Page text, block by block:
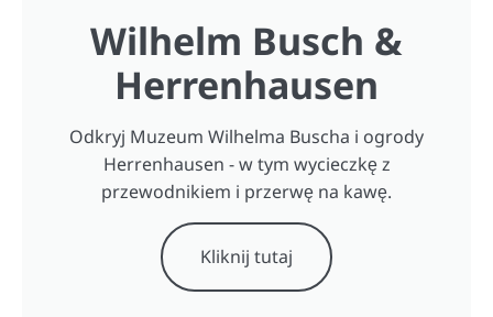
Wilhelm Busch &
Herrenhausen
Odkryj Muzeum Wilhelma Buscha i ogrody
Herrenhausen - w tym wycieczkę z
przewodnikiem i przerwę na kawę.
Kliknij tutaj